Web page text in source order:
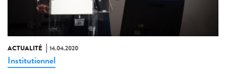
ACTUALITÉ 14.04.2020
Institutionnel